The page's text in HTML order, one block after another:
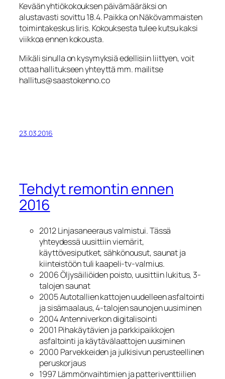
Kevään yhtiökokouksen päivämääräksi on
alustavasti sovittu 18.4. Paikka on Näkövammaisten
toimintakeskus Iiris. Kokouksesta tulee kutsu kaksi
viikkoa ennen kokousta.
Mikäli sinulla on kysymyksiä edellisiin liittyen, voit
ottaa hallitukseen yhteyttä mm. mailitse
hallitus@saastokenno.co
23.03.2016
Tehdyt remontin ennen
2016
2012 Linjasaneeraus valmistui. Tässä
yhteydessä uusittiin viemärit,
käyttövesiputket, sähkönousut, saunat ja
kiinteistöön tuli kaapeli-tv-valmius.
2006 Öljysäiliöiden poisto, uusittiin lukitus, 3-
talojen saunat
2005 Autotallien kattojen uudelleen asfaltointi
ja sisämaalaus, 4-talojen saunojen uusiminen
2004 Antenniverkon digitalisointi
2001 Pihakäytävien ja parkkipaikkojen
asfaltointi ja käytävälaattojen uusiminen
2000 Parvekkeiden ja julkisivun perusteellinen
peruskorjaus
1997 Lämmönvaihtimien ja patteriventtiilien